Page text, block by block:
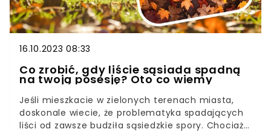
16.10.2023 08:33
Co zrobić, gdy liście sąsiada spadną
na twoją posesję? Oto co wiemy
Jeśli mieszkacie w zielonych terenach miasta,
doskonale wiecie, że problematyka spadających
liści od zawsze budziła sąsiedzkie spory. Chociaż